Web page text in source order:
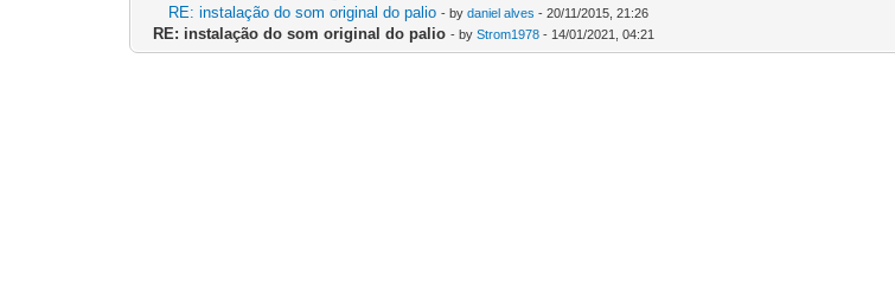
RE: instalação do som original do palio - bydaniel alves - 20/11/2015, 21:26
RE: instalação do som original do palio - byStrom1978 - 14/01/2021, 04:21